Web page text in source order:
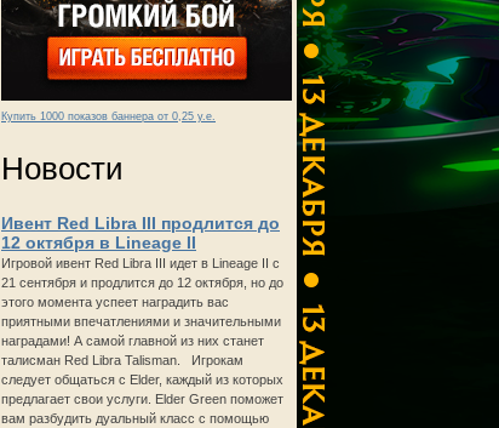
Купить 1000 показов баннера от 0,25 у.е.
Новости
Ивент Red Libra III продлится до
12 октября в Lineage II
Игровой ивент Red Libra III идет в Lineage II с
21 сентября и продлится до 12 октября, но до
этого момента успеет наградить вас
приятными впечатлениями и значительными
наградами! А самой главной из них станет
талисман Red Libra Talisman. Игрокам
следует общаться с Elder, каждый из которых
предлагает свои услуги. Elder Green поможет
вам разбудить дуальный класс с помощью